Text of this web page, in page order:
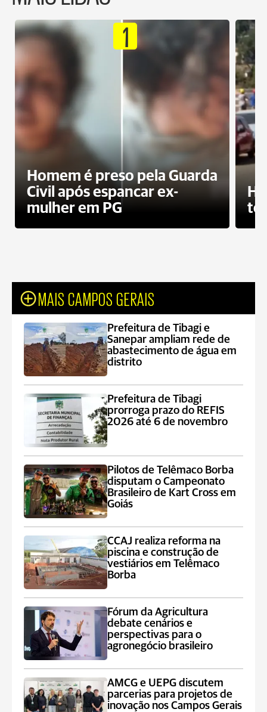
1
Homem é preso pela Guarda
Civil após espancar ex-
mulher em PG
MAIS CAMPOS GERAIS
Prefeitura de Tibagi e
Sanepar ampliam rede de
abastecimento de água em
distrito
Prefeitura de Tibagi
prorroga prazo do REFIS
2026 até 6 de novembro
Pilotos de Telêmaco Borba
disputam o Campeonato
Brasileiro de Kart Cross em
Goiás
CCAJ realiza reforma na
piscina e construção de
vestiários em Telêmaco
Borba
Fórum da Agricultura
debate cenários e
perspectivas para o
agronegócio brasileiro
AMCG e UEPG discutem
parcerias para projetos de
inovação nos Campos Gerais